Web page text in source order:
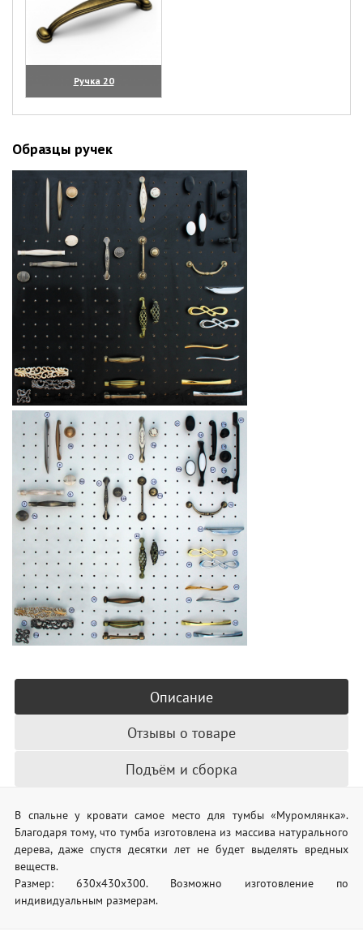
Ручка 20
(увеличить)
Образцы ручек
Описание
Отзывы о товаре
Подъём и сборка
В спальне у кровати самое место для тумбы «Муромлянка».
Благодаря тому, что тумба изготовлена из массива натурального
дерева, даже спустя десятки лет не будет выделять вредных
веществ.
Размер: 630х430х300. Возможно изготовление по
индивидуальным размерам.